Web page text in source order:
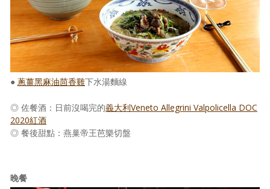
● 蔥薑黑麻油茴香雞下水湯麵線
◎ 佐餐酒：日前沒喝完的義大利Veneto Allegrini Valpolicella DOC
2020紅酒
◎ 餐後甜點：燕巢帝王芭樂切盤
晚餐